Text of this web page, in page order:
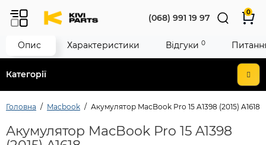
Категорії
(068) 991 19 97
0
Головна Macbook Акумулятор MacBook Pro 15 A1398 (2015) A1618
Акумулятор MacBook Pro 15 A1398
Опис Характеристики Відгуки 0